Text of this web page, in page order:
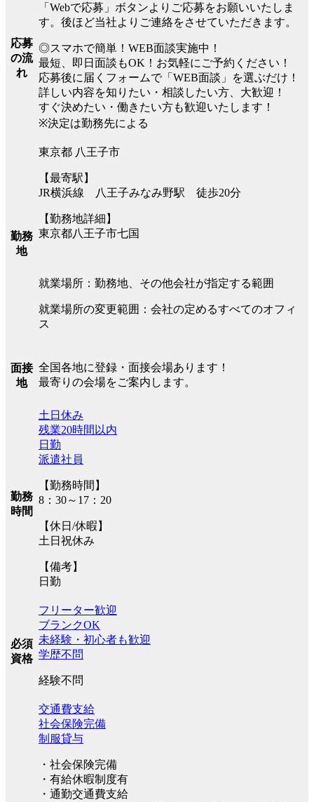
応募
の流
れ
「Webで応募」ボタンよりご応募をお願いいたしま
す。後ほど当社よりご連絡をさせていただきます。
◎スマホで簡単！WEB面談実施中！
最短、即日面談もOK！お気軽にご予約ください！
応募後に届くフォームで「WEB面談」を選ぶだけ！
詳しい内容を知りたい・相談したい方、大歓迎！
すぐ決めたい・働きたい方も歓迎いたします！
※決定は勤務先による
勤務
地
東京都 八王子市
【最寄駅】
JR横浜線 八王子みなみ野駅 徒歩20分
【勤務地詳細】
東京都八王子市七国
就業場所：勤務地、その他会社が指定する範囲
就業場所の変更範囲：会社の定めるすべてのオフィ
ス
面接
地
全国各地に登録・面接会場あります！
最寄りの会場をご案内します。
勤務
時間
土日休み
残業20時間以内
日勤
派遣社員
【勤務時間】
8：30～17：20
【休日/休暇】
土日祝休み
【備考】
日勤
必須
資格
フリーター歓迎
ブランクOK
未経験・初心者も歓迎
学歴不問
経験不問
交通費支給
社会保険完備
制服貸与
・社会保険完備
・有給休暇制度有
・通勤交通費支給